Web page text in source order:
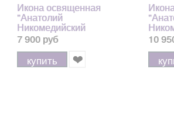
Икона освященная
"Анатолий
Никомедийский
мученик", 18х24 см, со
стразами
7 900 руб
купить
10